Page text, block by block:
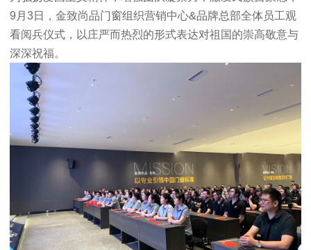
9月3日，金致尚品门窗组织营销中心&品牌总部全体员工观
看阅兵仪式，以庄严而热烈的形式表达对祖国的崇高敬意与
深深祝福。